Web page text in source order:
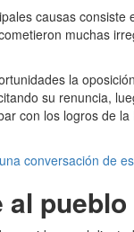
causas
muchas
la
su renuncia,
con los logros de la
conversación de